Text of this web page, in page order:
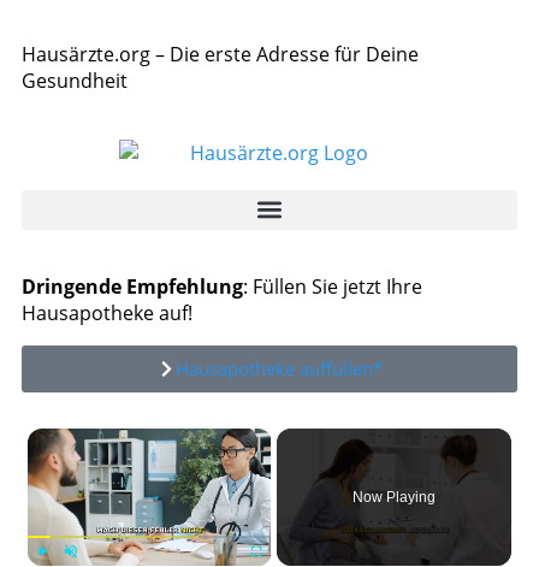
Hausärzte.org – Die erste Adresse für Deine
Gesundheit
Dringende Empfehlung: Füllen Sie jetzt Ihre
Hausapotheke auf!
Hausapotheke auffüllen*
×
Now Playing